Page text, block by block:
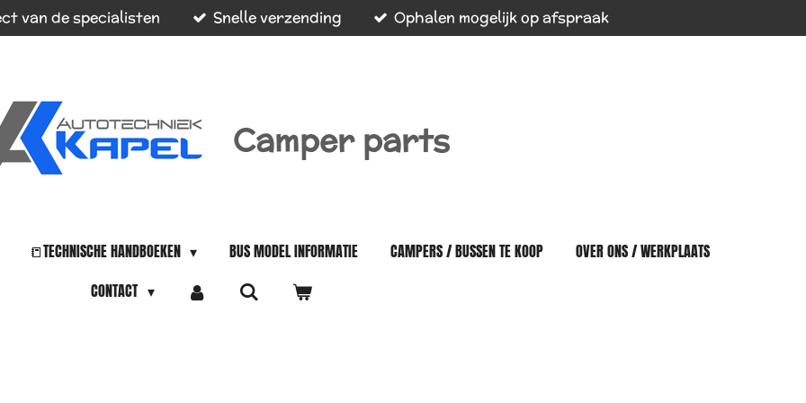
van de specialisten Snelle verzending Ophalen mogelijk op afspraak
Camper parts
📒TECHNISCHE HANDBOEKEN BUS MODEL INFORMATIE CAMPERS / BUSSEN TE KOOP
OVER ONS / WERKPLAATS
CONTACT